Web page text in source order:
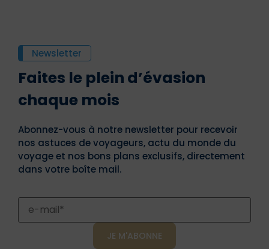
Newsletter
Faites le plein d’évasion
chaque mois
Abonnez-vous à notre newsletter pour recevoir
nos astuces de voyageurs, actu du monde du
voyage et nos bons plans exclusifs, directement
dans votre boîte mail.